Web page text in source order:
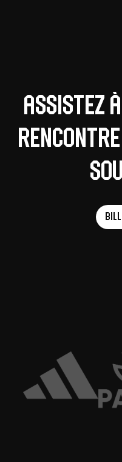
Assistez
rencontre